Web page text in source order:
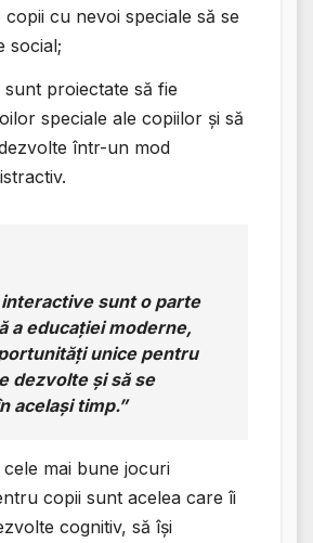
copii cu nevoi speciale să se
social;
proiectate să fie
speciale ale copiilor și să
într-un mod
sunt o parte
a educației moderne,
unice pentru
dezvolte și să se
același timp.”
mai bune jocuri
copii sunt acelea care îi
cognitiv, să își